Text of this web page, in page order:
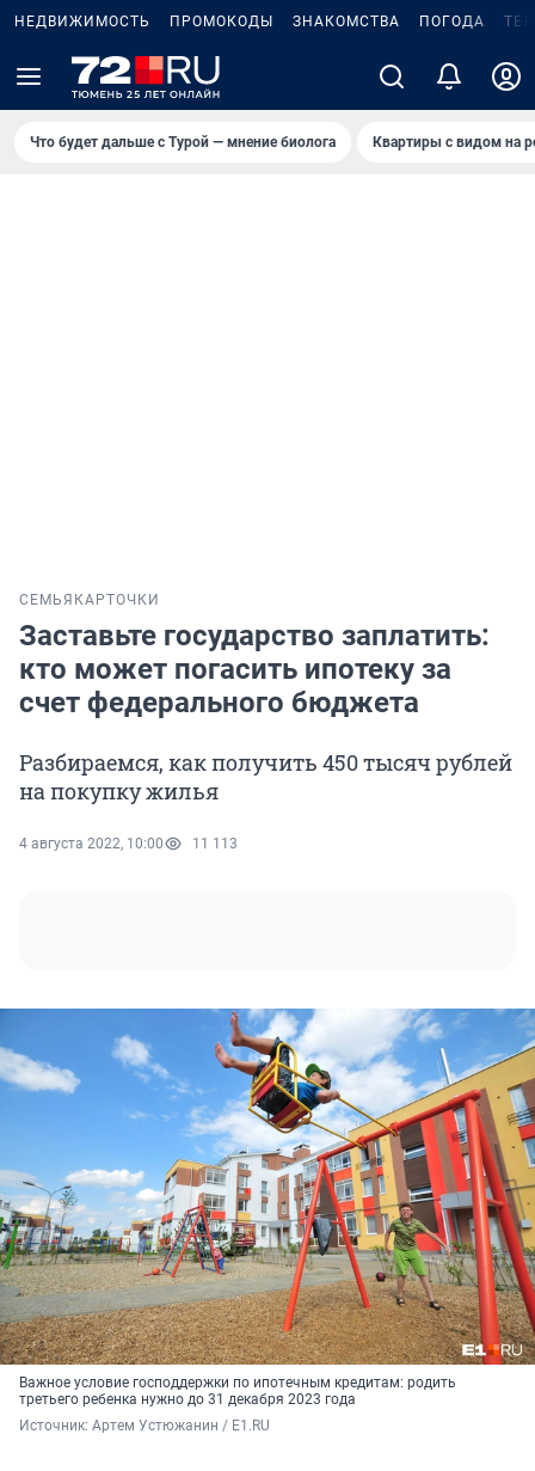
НЕДВИЖИМОСТЬ ПРОМОКОДЫ ЗНАКОМСТВА ПОГОДА
Что будет дальше с Турой — мнение биолога Квартиры с видом на
СЕМЬЯ КАРТОЧКИ
Заставьте государство заплатить:
кто может погасить ипотеку за
счет федерального бюджета
Разбираемся, как получить 450 тысяч рублей
на покупку жилья
4 августа 2022, 10:00 11 113
Важное условие господдержки по ипотечным кредитам: родить
третьего ребенка нужно до 31 декабря 2023 года
Источник: Артем Устюжанин / E1.RU